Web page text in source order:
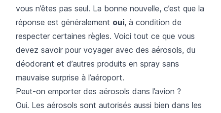
vous n’êtes pas seul. La bonne nouvelle, c’est que la
réponse est généralement oui, à condition de
respecter certaines règles. Voici tout ce que vous
devez savoir pour voyager avec des aérosols, du
déodorant et d’autres produits en spray sans
mauvaise surprise à l’aéroport.
Peut-on emporter des aérosols dans l’avion ?
Oui. Les aérosols sont autorisés aussi bien dans les